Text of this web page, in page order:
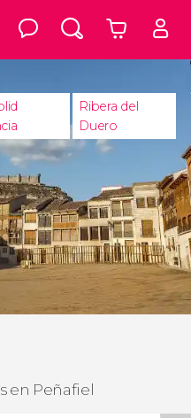
Ribera del
Duero
en Peñafiel